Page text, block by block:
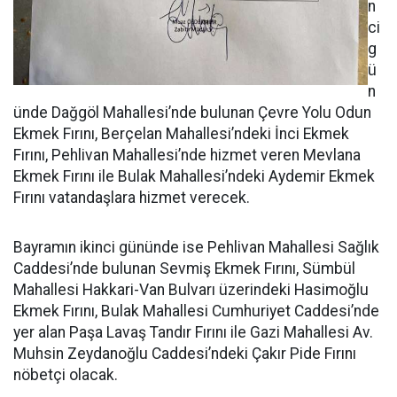
n
ci
g
ü
n
ünde Dağgöl Mahallesi’nde bulunan Çevre Yolu Odun
Ekmek Fırını, Berçelan Mahallesi’ndeki İnci Ekmek
Fırını, Pehlivan Mahallesi’nde hizmet veren Mevlana
Ekmek Fırını ile Bulak Mahallesi’ndeki Aydemir Ekmek
Fırını vatandaşlara hizmet verecek.
Bayramın ikinci gününde ise Pehlivan Mahallesi Sağlık
Caddesi’nde bulunan Sevmiş Ekmek Fırını, Sümbül
Mahallesi Hakkari-Van Bulvarı üzerindeki Hasimoğlu
Ekmek Fırını, Bulak Mahallesi Cumhuriyet Caddesi’nde
yer alan Paşa Lavaş Tandır Fırını ile Gazi Mahallesi Av.
Muhsin Zeydanoğlu Caddesi’ndeki Çakır Pide Fırını
nöbetçi olacak.